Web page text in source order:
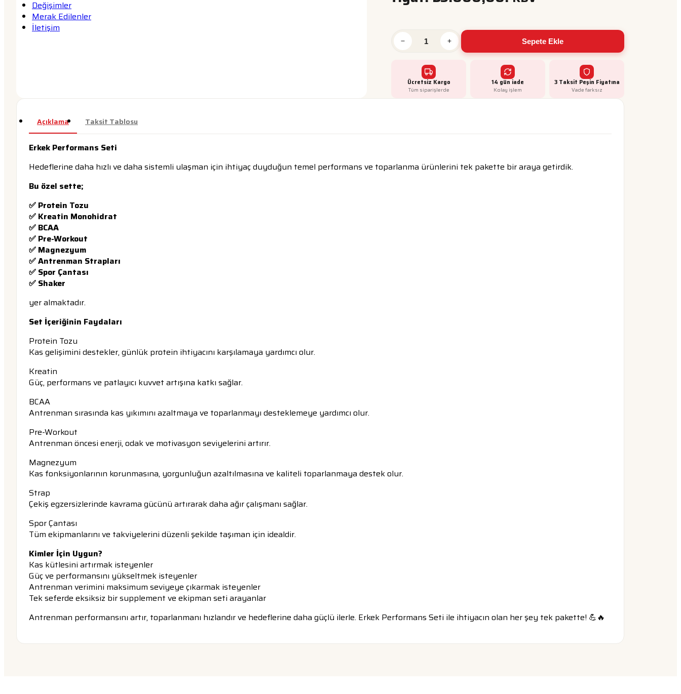
Değişimler
Merak Edilenler
İletişim
Sepete Ekle
Ücretsiz Kargo
Tüm siparişlerde
14 gün iade
Kolay işlem
3 Taksit Peşin Fiyatına
Vade farksız
Açıklama Taksit Tablosu
Erkek Performans Seti
Hedeflerine daha hızlı ve daha sistemli ulaşman için ihtiyaç duyduğun temel performans ve toparlanma ürünlerini tek pakette bir araya getirdik.
Bu özel sette;
✅ Protein Tozu
✅ Kreatin Monohidrat
✅ BCAA
✅ Pre-Workout
✅ Magnezyum
✅ Antrenman Strapları
✅ Spor Çantası
✅ Shaker
yer almaktadır.
Set İçeriğinin Faydaları
Protein Tozu
Kas gelişimini destekler, günlük protein ihtiyacını karşılamaya yardımcı olur.
Kreatin
Güç, performans ve patlayıcı kuvvet artışına katkı sağlar.
BCAA
Antrenman sırasında kas yıkımını azaltmaya ve toparlanmayı desteklemeye yardımcı olur.
Pre-Workout
Antrenman öncesi enerji, odak ve motivasyon seviyelerini artırır.
Magnezyum
Kas fonksiyonlarının korunmasına, yorgunluğun azaltılmasına ve kaliteli toparlanmaya destek olur.
Strap
Çekiş egzersizlerinde kavrama gücünü artırarak daha ağır çalışmanı sağlar.
Spor Çantası
Tüm ekipmanlarını ve takviyelerini düzenli şekilde taşıman için idealdir.
Kimler İçin Uygun?
Kas kütlesini artırmak isteyenler
Güç ve performansını yükseltmek isteyenler
Antrenman verimini maksimum seviyeye çıkarmak isteyenler
Tek seferde eksiksiz bir supplement ve ekipman seti arayanlar
Antrenman performansını artır, toparlanmanı hızlandır ve hedeflerine daha güçlü ilerle. Erkek Performans Seti ile ihtiyacın olan her şey tek pakette! 💪🔥